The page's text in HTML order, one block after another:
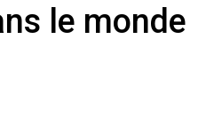
le monde